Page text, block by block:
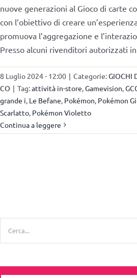
nuove generazioni al Gioco di carte
con l’obiettivo di creare
promuova l’aggregazione e
Presso alcuni rivenditori autorizzati
8 Luglio 2024 - 12:00 | Categorie:GIOCHI
CO | Tag:attività in-store,Gamevision,
grande i, Le Befane, Pokémon, Pokémon
Scarlatto, Pokémon Violetto
Continua a leggere